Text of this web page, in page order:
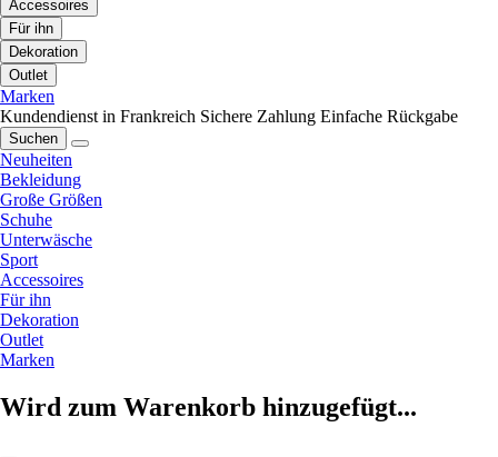
Accessoires
Für ihn
Dekoration
Outlet
Marken
Kundendienst in Frankreich Sichere Zahlung Einfache Rückgabe
Suchen
Neuheiten
Bekleidung
Große Größen
Schuhe
Unterwäsche
Sport
Accessoires
Für ihn
Dekoration
Outlet
Marken
Wird zum Warenkorb hinzugefügt...